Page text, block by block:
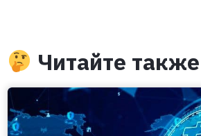
Читайте также